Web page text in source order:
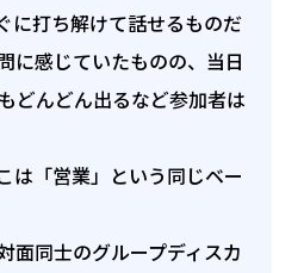
に打ち解けて話せるものだ
に感じていたものの、当日
どんどん出るなど参加者は
は「営業」という同じベー
面同士のグループディスカ